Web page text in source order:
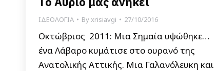
ΙΔΕΟΛΟΓΙΑ Byxrisiavgi 27/10/2016
Οκτώβριος 2011: Μια Σημαία υψώθηκε…
ένα Λάβαρο κυμάτισε στο ουρανό της
Ανατολικής Αττικής. Μια Γαλανόλευκη και